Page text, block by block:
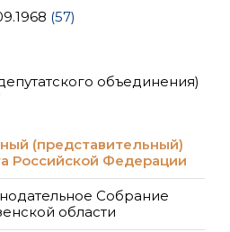
(57)
объединения)
(представительный)
Российской Федерации
Собрание
области